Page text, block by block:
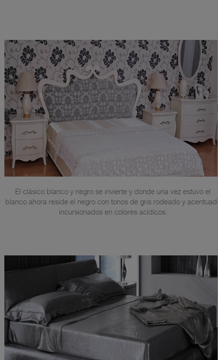
El clásico blanco y negro se invierte y donde una vez estuvo el
blanco ahora reside el negro con tonos de gris rodeado y
incursionados en colores acídicos.